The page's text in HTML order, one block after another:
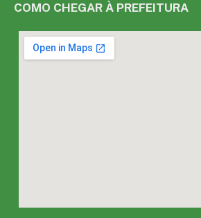
COMO CHEGAR À PREFEITURA